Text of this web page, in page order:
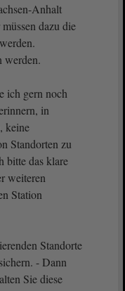
Anhalt
dazu die
werden.
ich gern noch
in
keine
Standorten zu
bitte das klare
weiteren
Station
Standorte
- Dann
Sie diese